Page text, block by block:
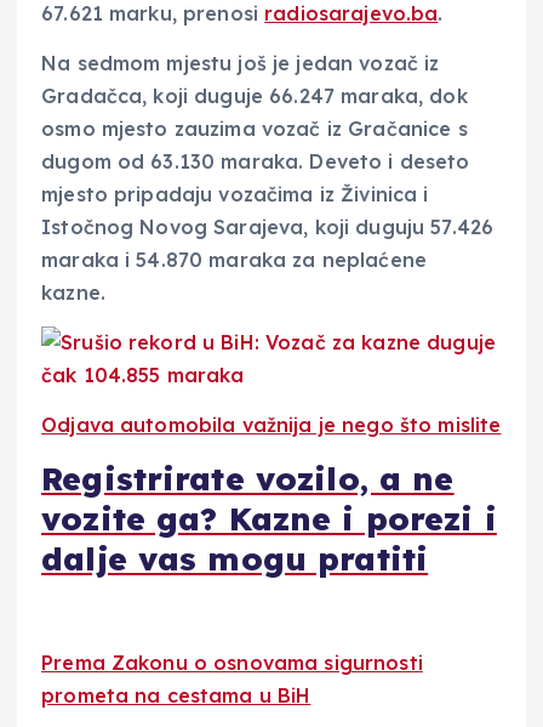
67.621 marku, prenosi radiosarajevo.ba.
Na sedmom mjestu još je jedan vozač iz
Gradačca, koji duguje 66.247 maraka, dok
osmo mjesto zauzima vozač iz Gračanice s
dugom od 63.130 maraka. Deveto i deseto
mjesto pripadaju vozačima iz Živinica i
Istočnog Novog Sarajeva, koji duguju 57.426
maraka i 54.870 maraka za neplaćene
kazne.
Odjava automobila važnija je nego što mislite
Registrirate vozilo, a ne
vozite ga? Kazne i porezi i
dalje vas mogu pratiti
Prema Zakonu o osnovama sigurnosti
prometa na cestama u BiH